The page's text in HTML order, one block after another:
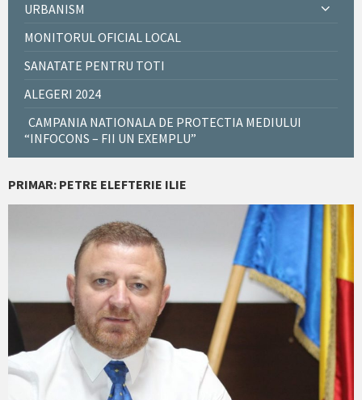
URBANISM
MONITORUL OFICIAL LOCAL
SANATATE PENTRU TOTI
ALEGERI 2024
CAMPANIA NATIONALA DE PROTECTIA MEDIULUI
“INFOCONS – FII UN EXEMPLU”
PRIMAR: PETRE ELEFTERIE ILIE